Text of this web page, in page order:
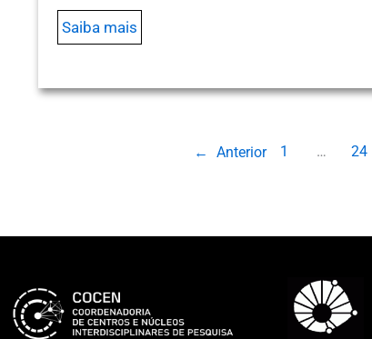
Saiba mais
← Anterior 1 … 24